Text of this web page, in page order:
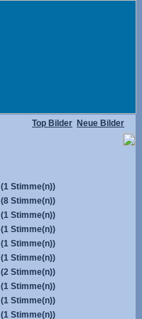
Top Bilder Neue Bilder
(1 Stimme(n))
(8 Stimme(n))
(1 Stimme(n))
(1 Stimme(n))
(1 Stimme(n))
(1 Stimme(n))
(2 Stimme(n))
(1 Stimme(n))
(1 Stimme(n))
(1 Stimme(n))